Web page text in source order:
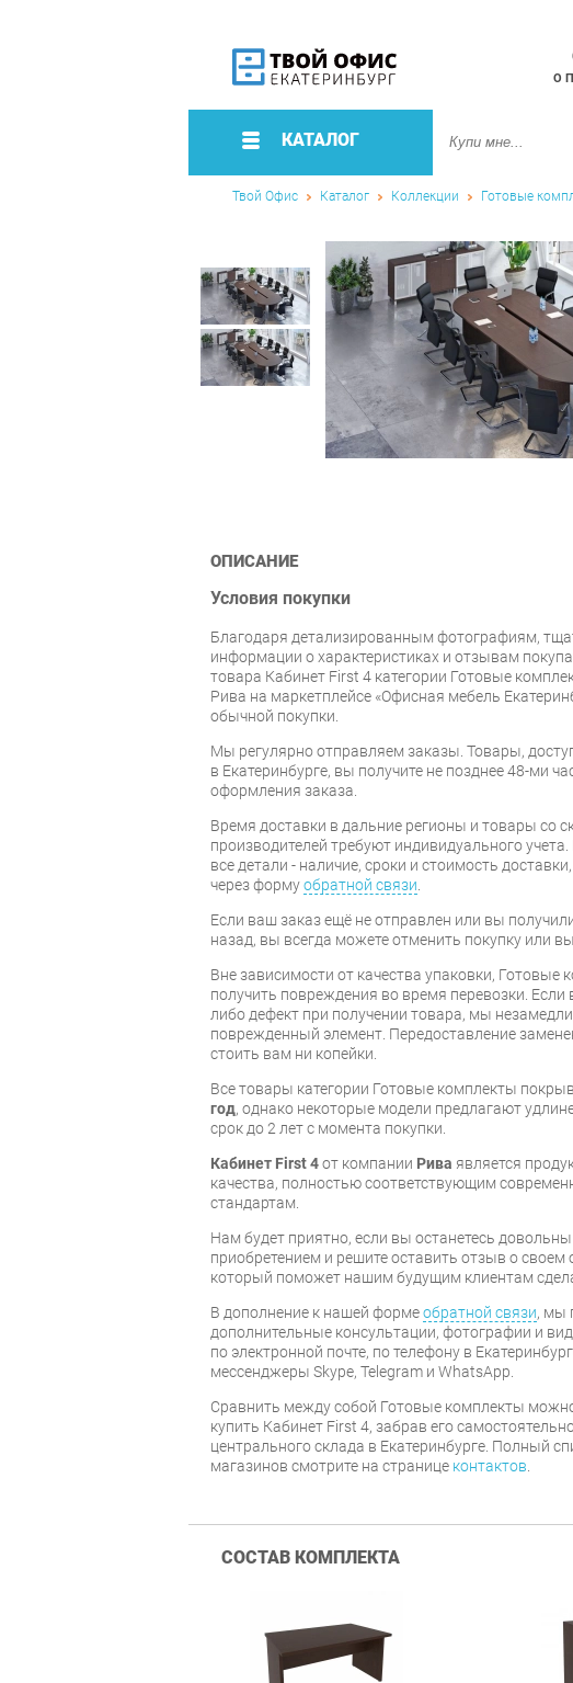
О
КАТАЛОГ
Твой Офис Каталог Коллекции Готовые
ОПИСАНИЕ
Условия покупки
Благодаря детализированным фотографиям,
информации о характеристиках и отзывам
товара Кабинет First 4 категории Готовые
Рива на маркетплейсе «Офисная мебель
обычной покупки.
Мы регулярно отправляем заказы. Товары,
в Екатеринбурге, вы получите не позднее 48-ми
оформления заказа.
Время доставки в дальние регионы и товары со
производителей требуют индивидуального
все детали - наличие, сроки и стоимость
через формуобратной связи
Если ваш заказ ещё не отправлен или вы
назад, вы всегда можете отменить покупку или
Вне зависимости от качества упаковки, Готовые
получить повреждения во время перевозки.
либо дефект при получении товара, мы
поврежденный элемент. Передоставление
стоить вам ни копейки.
Все товары категории Готовые комплекты
год, однако некоторые модели предлагают
срок до 2 лет с момента покупки.
Кабинет First 4от компании Рива является
качества, полностью соответствующим
стандартам.
Нам будет приятно, если вы останетесь
приобретением и решите оставить отзыв о своем
который поможет нашим будущим клиентам
В дополнение к нашей формеобратной связи, мы
дополнительные консультации, фотографии и
по электронной почте, по телефону в
мессенджеры Skype, Telegram и WhatsApp.
Cравнить между собой Готовые комплекты
купить Кабинет First 4, забрав его
центрального склада в Екатеринбурге. Полный
магазинов смотрите на странице контактов
СОСТАВ КОМПЛЕКТА